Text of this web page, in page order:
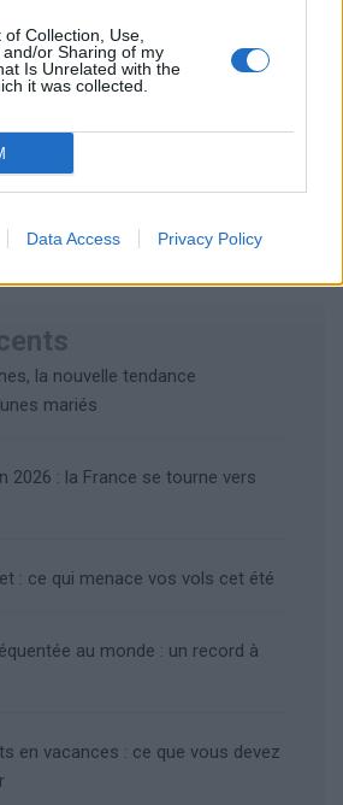
Collection, Use,
or Sharing of my
Is Unrelated with the
it was collected.
Data Access Privacy Policy
la nouvelle tendance
mariés
2026 : la France se tourne vers
: ce qui menace vos vols cet été
au monde : un record à
en vacances : ce que vous devez